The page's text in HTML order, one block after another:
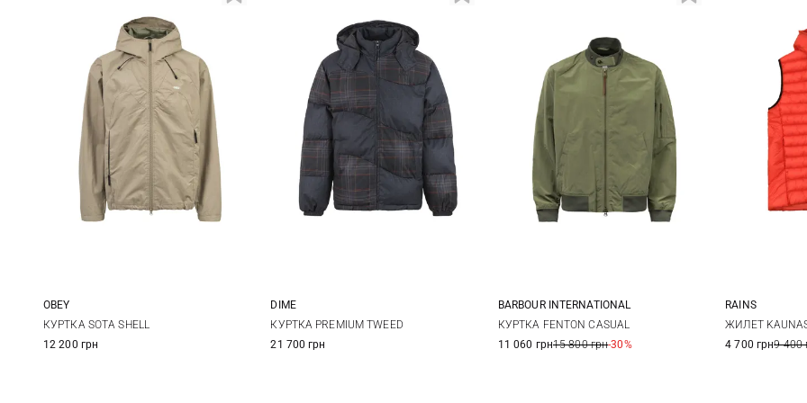
M L
OBEY
КУРТКА SOTA SHELL
12 200 грн
M L XL
DIME
КУРТКА PREMIUM TWEED
21 700 грн
M L XL
BARBOUR INTERNATIONAL
КУРТКА FENTON CASUAL
11 060 грн15 800 грн-30%
S
RAINS
ЖИЛЕТ
4 700 грн9 400